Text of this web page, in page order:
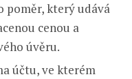
poměr, který udává
cenou a
úvěru.
účtu, ve kterém